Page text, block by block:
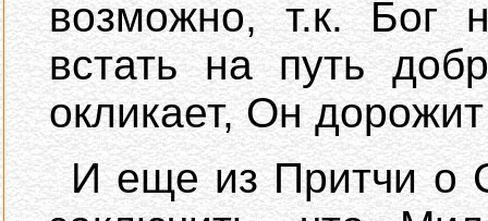
возможно, т.к. Бог
встать на путь
окликает, Он
И еще из Притчи о